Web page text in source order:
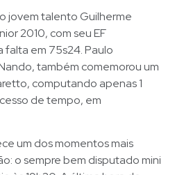
jovem talento Guilherme
2010, com seu EF
falta em 75s24. Paulo
também comemorou um
computando apenas 1
de tempo, em
um dos momentos mais
o sempre bem disputado mini